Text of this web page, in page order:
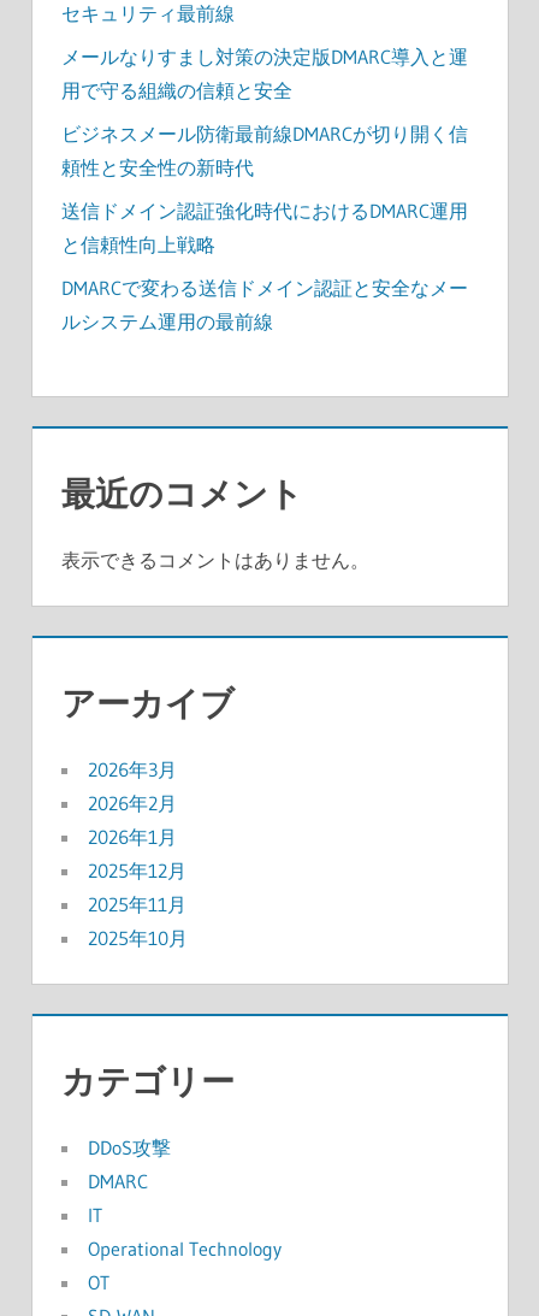
セキュリティ最前線
メールなりすまし対策の決定版DMARC導入と運
用で守る組織の信頼と安全
ビジネスメール防衛最前線DMARCが切り開く信
頼性と安全性の新時代
送信ドメイン認証強化時代におけるDMARC運用
と信頼性向上戦略
DMARCで変わる送信ドメイン認証と安全なメー
ルシステム運用の最前線
最近のコメント
表示できるコメントはありません。
アーカイブ
2026年3月
2026年2月
2026年1月
2025年12月
2025年11月
2025年10月
カテゴリー
DDoS攻撃
DMARC
IT
Operational Technology
OT